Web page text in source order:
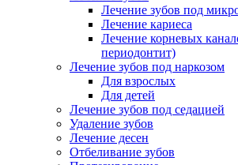
Лечение зубов под
Лечение кариеса
Лечение корневых
периодонтит)
Лечение зубов под наркозом
Для взрослых
Для детей
Лечение зубов под седацией
Удаление зубов
Лечение десен
Отбеливание зубов